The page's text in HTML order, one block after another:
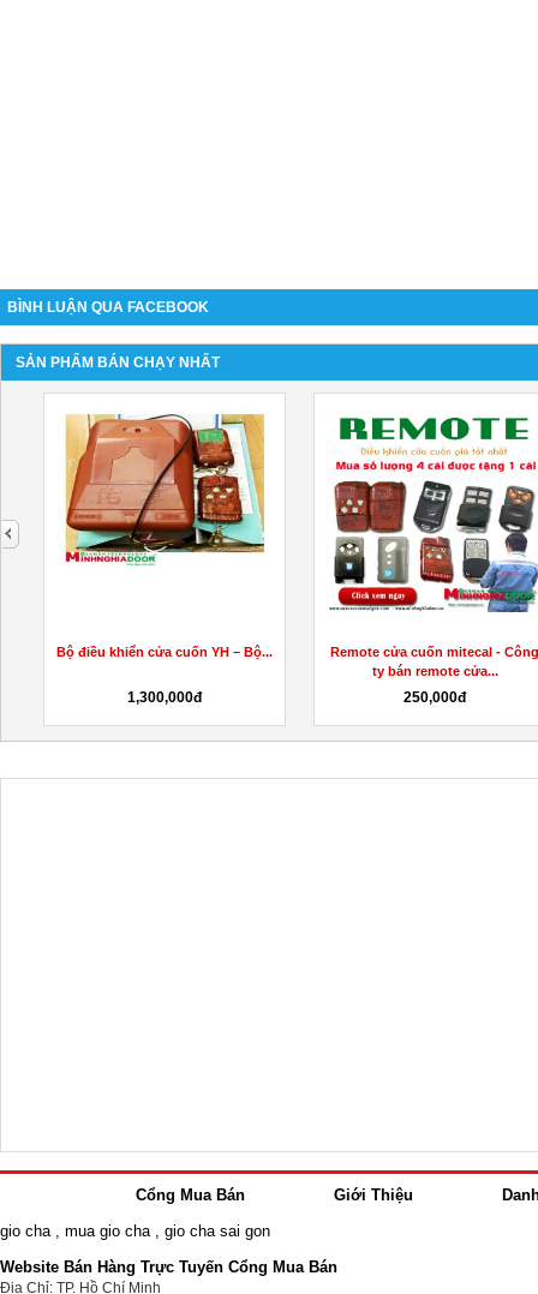
BÌNH LUẬN QUA FACEBOOK
SẢN PHẨM BÁN CHẠY NHẤT
Bộ điều khiển cửa cuốn YH – Bộ...
1,300,000đ
Remote cửa cuốn mitecal -
ty bán remote cửa...
250,000đ
next
Cổng Mua Bán Giới Thiệu
gio cha
mua gio cha
gio cha sai gon
Website Bán Hàng Trực Tuyến Cổng Mua Bán
Địa Chỉ: TP. Hồ Chí Minh